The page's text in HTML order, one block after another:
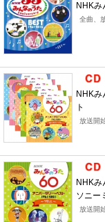
NHKみ
全曲、
NHKみ
ト
放送開
NHKみ
ソニー
放送開